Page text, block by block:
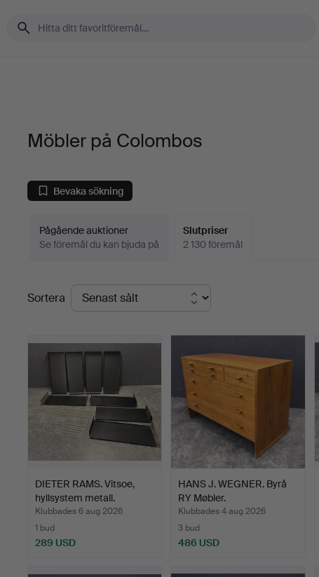
Möbler på Colombos
Bevaka sökning
Pågående auktioner
Se föremål du kan bjuda på
Slutpriser
2 130 föremål
Slutpriser
Sortera
DIETER RAMS. Vitsoe,
hyllsystem metall.
Klubbades 6 aug 2026
1 bud
289 USD
HANS J. WEGNER. Byrå
RY Møbler.
Klubbades 4 aug 2026
3 bud
486 USD